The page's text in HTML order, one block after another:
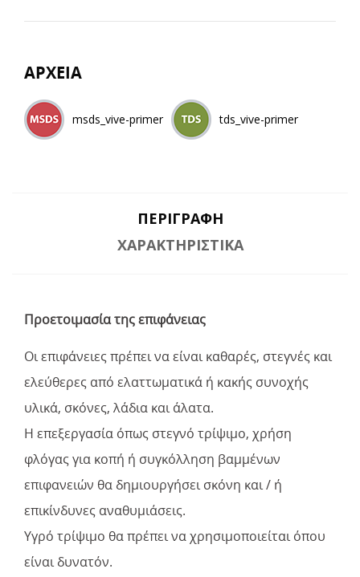
ΑΡΧΕΙΑ
msds_vive-primer tds_vive-primer
ΠΕΡΙΓΡΑΦΉ
ΧΑΡΑΚΤΗΡΙΣΤΙΚΆ
Προετοιμασία της επιφάνειας
Οι επιφάνειες πρέπει να είναι καθαρές, στεγνές και
ελεύθερες από ελαττωματικά ή κακής συνοχής
υλικά, σκόνες, λάδια και άλατα.
Η επεξεργασία όπως στεγνό τρίψιμο, χρήση
φλόγας για κοπή ή συγκόλληση βαμμένων
επιφανειών θα δημιουργήσει σκόνη και / ή
επικίνδυνες αναθυμιάσεις.
Υγρό τρίψιμο θα πρέπει να χρησιμοποιείται όπου
είναι δυνατόν.